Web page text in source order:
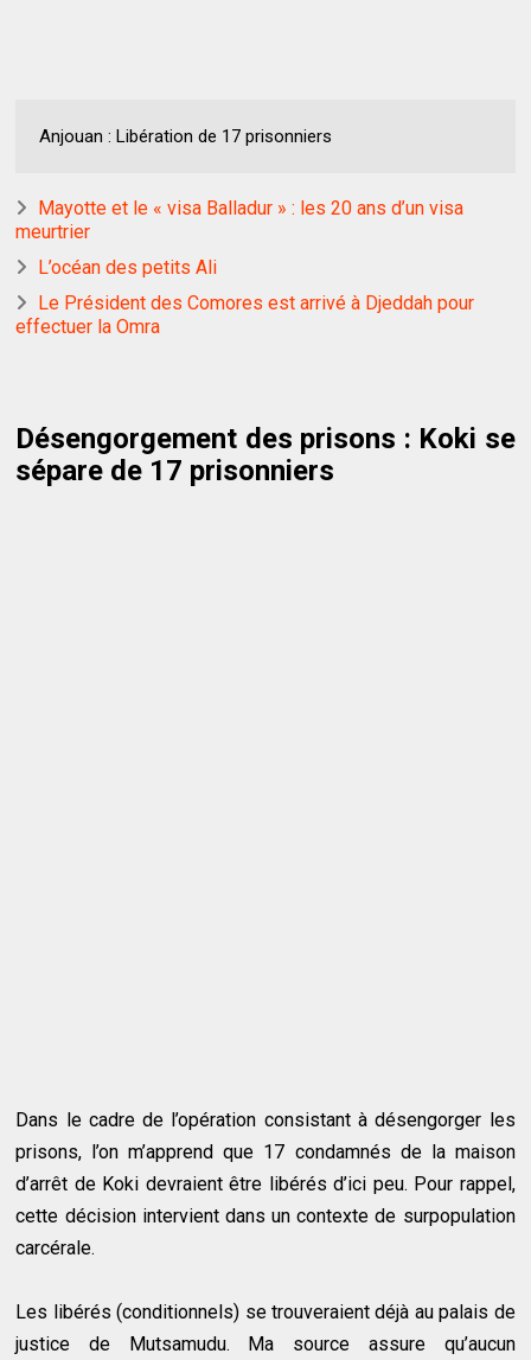
Anjouan : Libération de 17 prisonniers
Mayotte et le « visa Balladur » : les 20 ans d’un visa
meurtrier
L’océan des petits Ali
Le Président des Comores est arrivé à Djeddah pour
effectuer la Omra
Désengorgement des prisons : Koki se
sépare de 17 prisonniers
Dans le cadre de l’opération consistant à désengorger les
prisons, l’on m’apprend que 17 condamnés de la maison
d’arrêt de Koki devraient être libérés d’ici peu. Pour rappel,
cette décision intervient dans un contexte de surpopulation
carcérale.
Les libérés (conditionnels) se trouveraient déjà au palais de
justice de Mutsamudu. Ma source assure qu’aucun